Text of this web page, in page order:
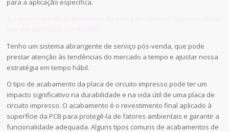
para a aplicação específica.
Tenho um sistema abrangente de serviço pós-venda, que pode
prestar atenção às tendências do mercado a tempo e ajustar nossa
estratégia em tempo hábil.
O tipo de acabamento da placa de circuito impresso pode ter um
impacto significativo na durabilidade e na vida útil de uma placa de
circuito impresso. O acabamento é o revestimento final aplicado à
superfície da PCB para protegê-la de fatores ambientais e garantir a
funcionalidade adequada. Alguns tipos comuns de acabamentos de